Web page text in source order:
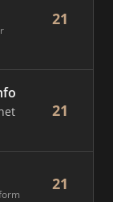
21
21
21